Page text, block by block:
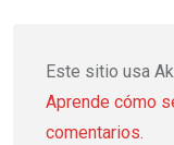
Este sitio usa
Aprende cómo
comentarios.